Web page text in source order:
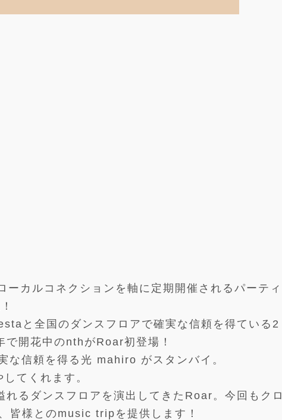
カルコネクションを軸に定期開催されるパーティ
と全国のダンスフロアで確実な信頼を得ている2
で開花中のnthがRoar初登場！
な信頼を得る光 mahiro がスタンバイ。
てくれます。
れるダンスフロアを演出してきたRoar。今回もクロ
皆様とのmusic tripを提供します！